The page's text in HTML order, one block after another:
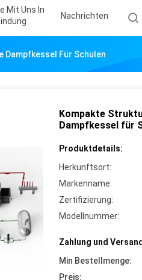
Mit Uns In
Nachrichten
Für Schulen
Kompakte
Dampfkessel für
Produktdetails:
Herkunftsort:
Markenname:
Zertifizierung:
Modellnummer:
Zahlung und
Min Bestellmenge:
Preis: